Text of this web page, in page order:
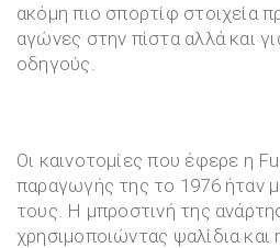
ακόμη πιο σπορτίφ στοιχεία
αγώνες στην πίστα αλλά και
οδηγούς.
Οι καινοτομίες που έφερε η
παραγωγής της το 1976 ήταν
τους. Η μπροστινή της
χρησιμοποιώντας ψαλίδια και